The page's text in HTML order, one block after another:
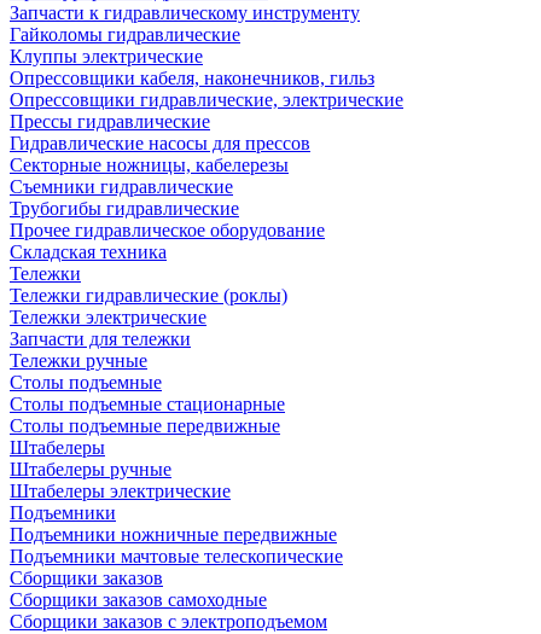
Запчасти к гидравлическому инструменту
Гайколомы гидравлические
Клуппы электрические
Опрессовщики кабеля, наконечников, гильз
Опрессовщики гидравлические, электрические
Прессы гидравлические
Гидравлические насосы для прессов
Секторные ножницы, кабелерезы
Съемники гидравлические
Трубогибы гидравлические
Прочее гидравлическое оборудование
Складская техника
Тележки
Тележки гидравлические (роклы)
Тележки электрические
Запчасти для тележки
Тележки ручные
Столы подъемные
Столы подъемные стационарные
Столы подъемные передвижные
Штабелеры
Штабелеры ручные
Штабелеры электрические
Подъемники
Подъемники ножничные передвижные
Подъемники мачтовые телескопические
Сборщики заказов
Сборщики заказов самоходные
Сборщики заказов с электроподъемом